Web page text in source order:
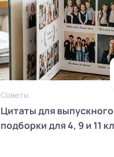
Советы
Цитаты для
подборки для 4, 9 и 11